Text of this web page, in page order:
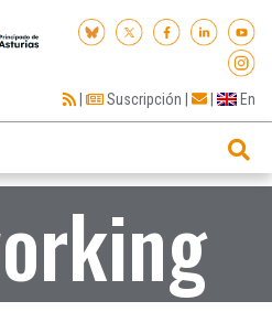
| Suscripción | | En